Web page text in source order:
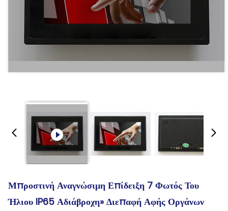
Μπροστινή Αναγνώσιμη Επίδειξη 7 Φωτός Του
Ήλιου IP65 Αδιάβροχη» Διεπαφή Αφής Οργάνων